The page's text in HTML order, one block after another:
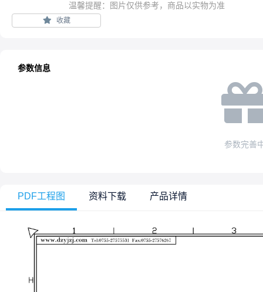
温馨提醒：图片仅供参考，商品以实物为准
收藏
参数信息
参数完善
PDF工程图 资料下载 产品详情